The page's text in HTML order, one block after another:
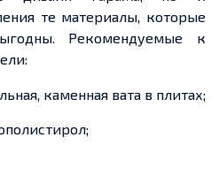
те материалы, которые
Рекомендуемые к
каменная вата в плитах;